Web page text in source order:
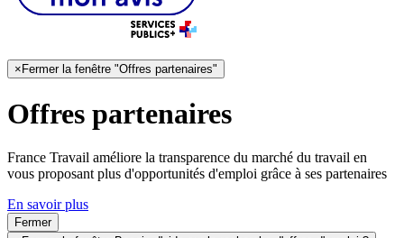
×Fermer la fenêtre "Offres partenaires"
Offres partenaires
France Travail améliore la transparence du marché du travail en
vous proposant plus d'opportunités d'emploi grâce à ses partenaires
En savoir plus
Fermer